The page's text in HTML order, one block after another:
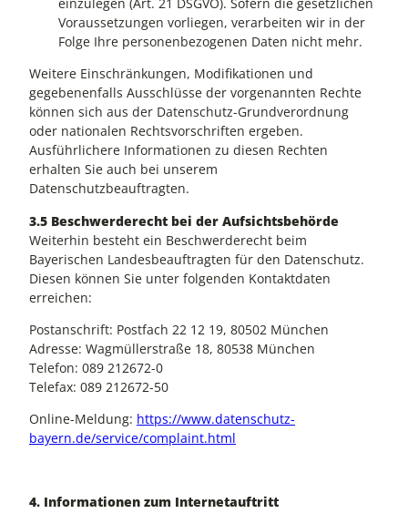
Voraussetzungen vorliegen, verarbeiten wir in der
Folge Ihre personenbezogenen Daten nicht mehr.
Weitere Einschränkungen, Modifikationen und
gegebenenfalls Ausschlüsse der vorgenannten Rechte
können sich aus der Datenschutz-Grundverordnung
oder nationalen Rechtsvorschriften ergeben.
Ausführlichere Informationen zu diesen Rechten
erhalten Sie auch bei unserem
Datenschutzbeauftragten.
3.5 Beschwerderecht bei der Aufsichtsbehörde
Weiterhin besteht ein Beschwerderecht beim
Bayerischen Landesbeauftragten für den Datenschutz.
Diesen können Sie unter folgenden Kontaktdaten
erreichen:
Postanschrift: Postfach 22 12 19, 80502 München
Adresse: Wagmüllerstraße 18, 80538 München
Telefon: 089 212672-0
Telefax: 089 212672-50
Online-Meldung: https://www.datenschutz-
bayern.de/service/complaint.html
4. Informationen zum Internetauftritt